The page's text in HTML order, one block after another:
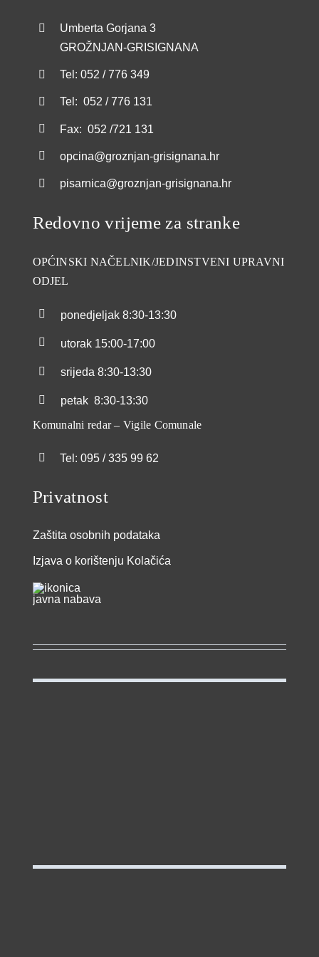
POVIJEST
MJESTA
Umberta Gorjana 3
GROŽNJAN-GRISIGNANA
Tel: 052 / 776 349
Tel: 052 / 776 131
Fax: 052 /721 131
opcina@groznjan-grisignana.hr
pisarnica@groznjan-grisignana.hr
Redovno vrijeme za stranke
OPĆINSKI NAČELNIK/JEDINSTVENI UPRAVNI
ODJEL
ponedjeljak 8:30-13:30
utorak 15:00-17:00
srijeda 8:30-13:30
petak 8:30-13:30
Komunalni redar – Vigile Comunale
Tel: 095 / 335 99 62
Privatnost
Zaštita osobnih podataka
Izjava o korištenju Kolačića